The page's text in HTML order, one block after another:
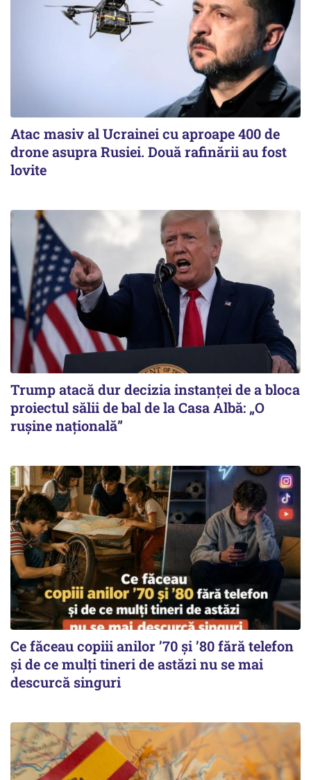
Atac masiv al Ucrainei cu aproape 400 de
drone asupra Rusiei. Două rafinării au fost
lovite
Trump atacă dur decizia instanţei de a bloca
proiectul sălii de bal de la Casa Albă: „O
ruşine naţională”
Ce făceau copiii anilor ’70 și ’80 fără telefon
și de ce mulți tineri de astăzi nu se mai
descurcă singuri